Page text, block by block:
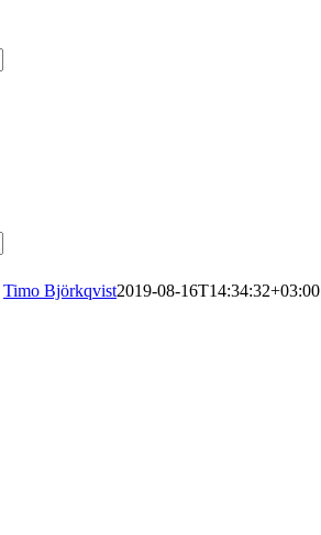
Timo Björkqvist2019-08-16T14:34:32+03:00